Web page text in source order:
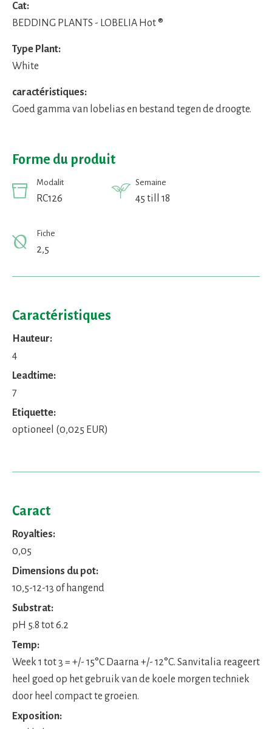
Cat:
BEDDING PLANTS - LOBELIA Hot ®
Type Plant:
White
caractéristiques:
Goed gamma van lobelias en bestand tegen de droogte.
Forme du produit
Modalit
RC126
Semaine
45 till 18
Fiche
2,5
Caractéristiques
Hauteur:
4
Leadtime:
7
Etiquette:
optioneel (0,025 EUR)
Caract
Royalties:
0,05
Dimensions du pot:
10,5-12-13 of hangend
Substrat:
pH 5.8 tot 6.2
Temp:
Week 1 tot 3 = +/- 15°C Daarna +/- 12°C. Sanvitalia reageert
heel goed op het gebruik van de koele morgen techniek
door heel compact te groeien.
Exposition: